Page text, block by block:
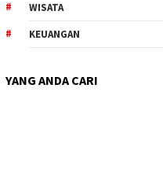
WISATA
KEUANGAN
YANG ANDA CARI